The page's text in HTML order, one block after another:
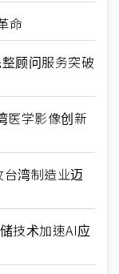
命
顾问服务突破
医学影像创新
湾制造业迈
技术加速AI应